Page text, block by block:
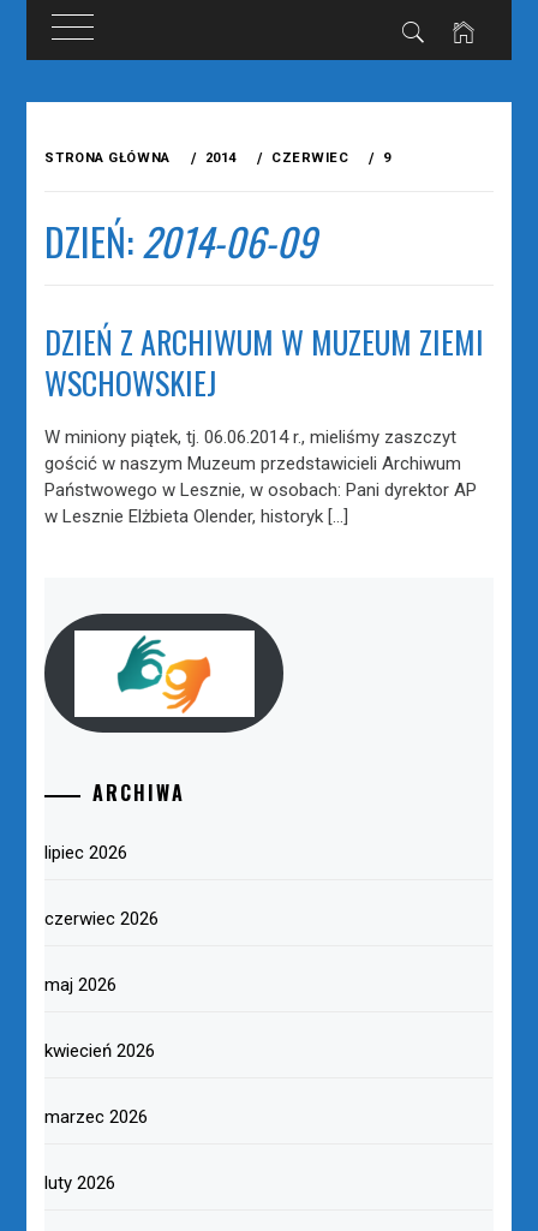
STRONA GŁÓWNA 2014 CZERWIEC 9
DZIEŃ:2014-06-09
DZIEŃ Z ARCHIWUM W MUZEUM ZIEMI
WSCHOWSKIEJ
W miniony piątek, tj. 06.06.2014 r., mieliśmy zaszczyt
gościć w naszym Muzeum przedstawicieli Archiwum
Państwowego w Lesznie, w osobach: Pani dyrektor AP
w Lesznie Elżbieta Olender, historyk […]
ARCHIWA
lipiec 2026
czerwiec 2026
maj 2026
kwiecień 2026
marzec 2026
luty 2026